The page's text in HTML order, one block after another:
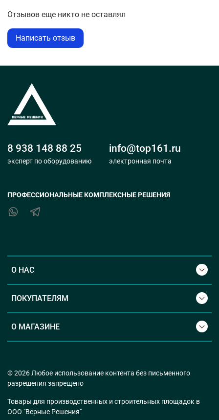
Отзывов еще никто не оставлял
Написать отзыв
О НАС
ПОКУПАТЕЛЯМ
О МАГАЗИНЕ
8 938 148 88 25
эксперт по оборудованию
info@top161.ru
электронная почта
ПРОФЕССИОНАЛЬНЫЕ КОМПЛЕКСНЫЕ РЕШЕНИЯ
© 2026 Любое использование контента без письменного
разрешения запрещено
Товары для производственных и строительных площадок в
ООО "Верные Решения"